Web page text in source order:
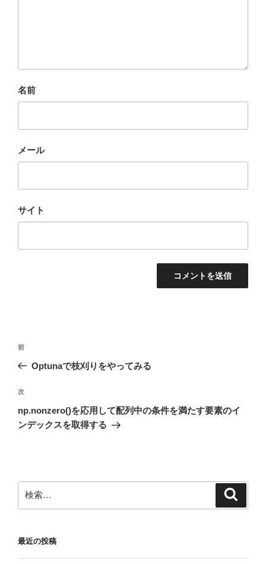
名前
メール
サイト
投
ビ
ゲ
ー
前
の
稿
前
Optunaで枝刈りをやってみる
次
の
投
次
np.nonzero()を応用して配列中の条件を満たす要素のイ
ンデックスを取得する
索:
最近の投稿